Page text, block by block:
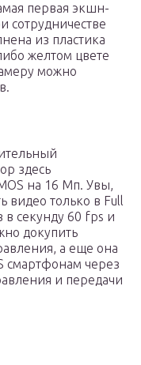
первая экшн-
сотрудничестве
из пластика
желтом цвете
можно
здесь
на 16 Мп. Увы,
видео только в Full
в секунду 60 fps и
докупить
а еще она
смартфонам через
и передачи